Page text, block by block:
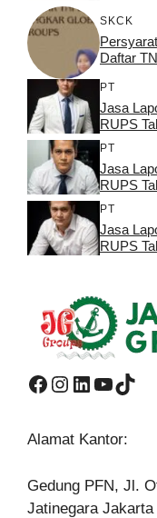
SKCK
Daftar
PT
Jasa
RUPS
PT
Jasa
RUPS
PT
Jasa
RUPS
Facebook
Instagram
LinkedIn
Alamat Kantor:
Gedung PFN, Jl.
Jatinegara Jakarta